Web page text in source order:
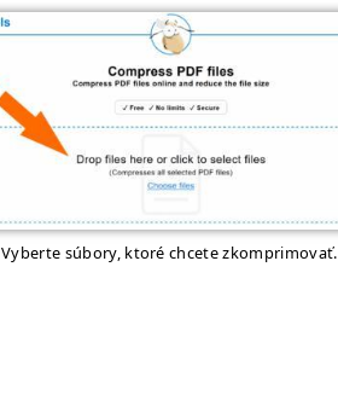
Vyberte súbory, ktoré chcete zkomprimovať.